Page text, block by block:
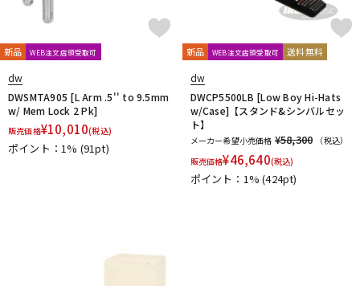
ヴィンテージ
新品 WEB注文店頭受取可
dw
DWSMTA905 [L Arm .5'' to 9.5mm
w/ Mem Lock 2 Pk]
販売価格¥10,010(税込)
ポイント：1% (91pt)
新品 WEB注文店頭受取可 送料無料
dw
DWCP5500LB [Low Boy Hi-Hats
w/Case]【スタンド&シンバルセッ
ト】
メーカー希望小売価格 ¥58,300
（税込）
販売価格¥46,640(税込)
ポイント：1%(424pt)